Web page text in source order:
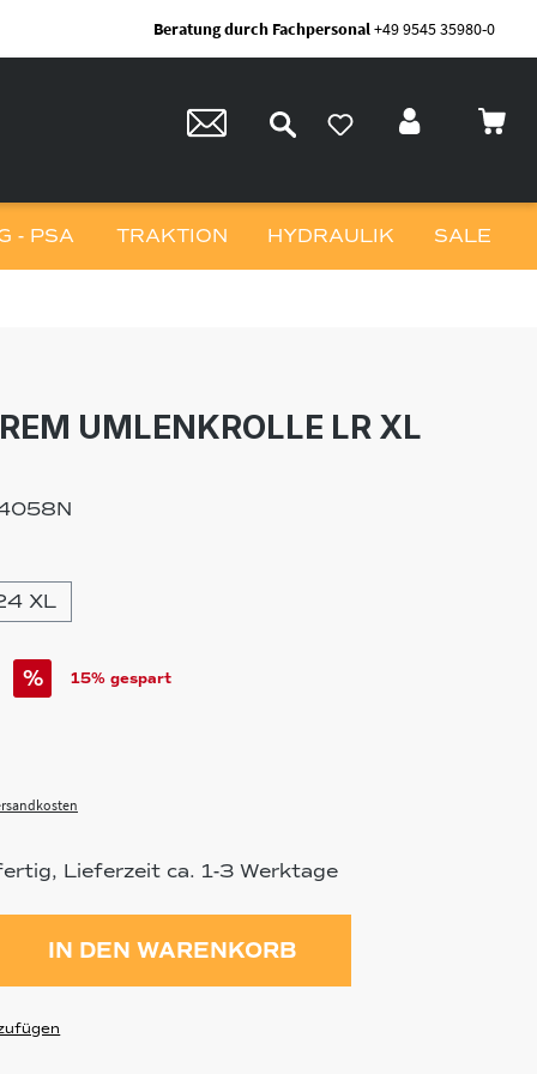
Beratung durch Fachpersonal+49 9545 35980-0
- PSA TRAKTION HYDRAULIK SALE
UMLENKROLLE LR XL
XL
% 15% gespart
Lieferzeit ca. 1-3 Werktage
Gib den gewünschten Wert
IN DEN WARENKORB